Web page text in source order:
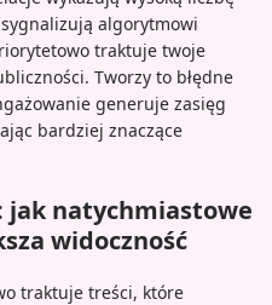
algorytmowi
traktuje twoje
Tworzy to błędne
generuje zasięg
bardziej znaczące
jak natychmiastowe
widoczność
traktuje treści, które